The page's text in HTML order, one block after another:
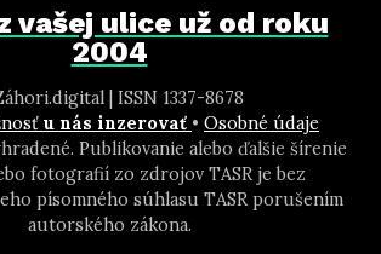
vašej ulice už od roku
2004
| ISSN 1337-8678
u nás inzerovať • Osobné údaje
Publikovanie alebo ďalšie šírenie
fotografií zo zdrojov TASR je bez
písomného súhlasu TASR porušením
autorského zákona.